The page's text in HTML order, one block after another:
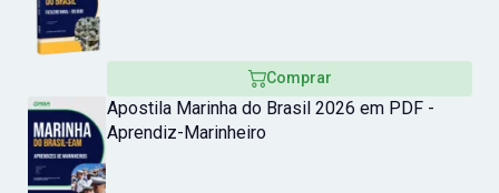
Comprar
Apostila Marinha do Brasil 2026 em PDF -
Aprendiz-Marinheiro